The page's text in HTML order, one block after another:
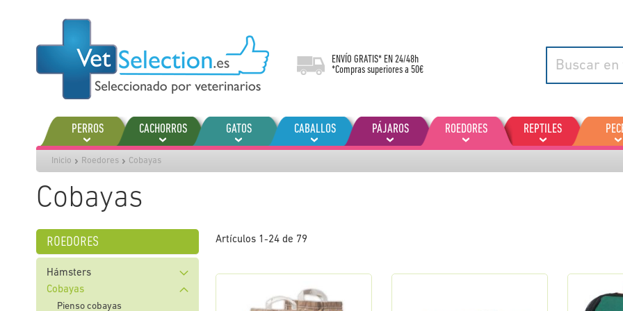
contenido
ENVÍO GRATIS* EN 24/48h
*Compras superiores a 50€
PERROS CACHORROS GATOS CABALLOS PÁJAROS ROEDORES REPTILES
Inicio Roedores Cobayas
Cobayas
Artículos 1-24 de 79
roedores
Hámsters
Cobayas
Pienso cobayas